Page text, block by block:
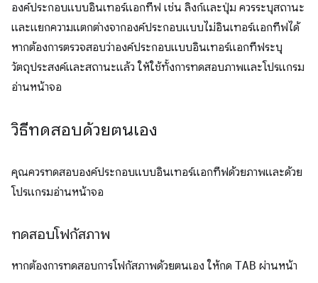
องค์ประกอบแบบอินเทอร์แอกทีฟ เช่น ลิงก์และปุ่ม ควรระบุสถานะ
และแยกความแตกต่างจากองค์ประกอบแบบไม่อินเทอร์แอกทีฟได้
หากต้องการตรวจสอบว่าองค์ประกอบแบบอินเทอร์แอกทีฟระบุ
วัตถุประสงค์และสถานะแล้ว ให้ใช้ทั้งการทดสอบภาพและโปรแกรม
อ่านหน้าจอ
วิธีทดสอบด้วยตนเอง
คุณควรทดสอบองค์ประกอบแบบอินเทอร์แอกทีฟด้วยภาพและด้วย
โปรแกรมอ่านหน้าจอ
ทดสอบโฟกัสภาพ
หากต้องการทดสอบการโฟกัสภาพด้วยตนเอง ให้กด TAB ผ่านหน้า